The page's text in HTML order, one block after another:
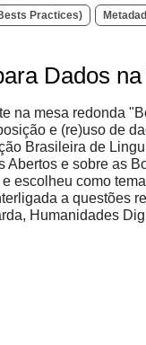
Practices)
Dados
na mesa redonda
e (re)uso de
Brasileira de
e sobre as
escolheu como
a questões
Humanidades